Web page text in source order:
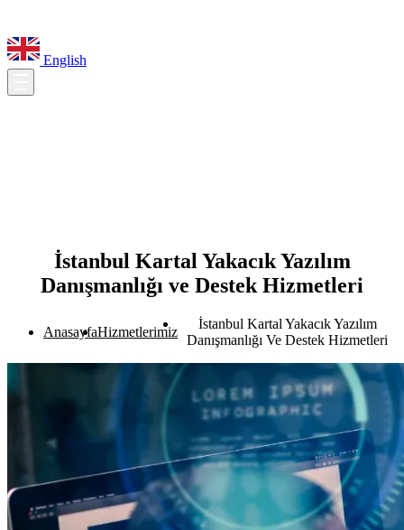
English
İstanbul Kartal Yakacık Yazılım
Danışmanlığı ve Destek Hizmetleri
AnasayfaHizmetlerimiz
İstanbul Kartal Yakacık Yazılım
Danışmanlığı Ve Destek Hizmetleri